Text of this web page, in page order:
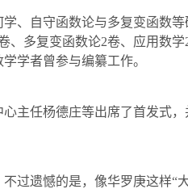
、自守函数论与多复变函数等
、多复变函数论2卷、应用数学
学者曾参与编纂工作。
主任杨德庄等出席了首发式，
过遗憾的是，像华罗庚这样“